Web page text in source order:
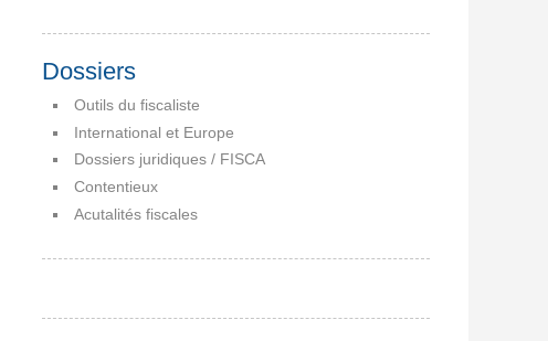
Dossiers
Outils du fiscaliste
International et Europe
Dossiers juridiques / FISCA
Contentieux
Acutalités fiscales